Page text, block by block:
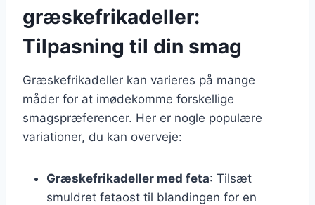
græskefrikadeller:
Tilpasning til din smag
Græskefrikadeller kan varieres på mange
måder for at imødekomme forskellige
smagspræferencer. Her er nogle populære
variationer, du kan overveje:
Græskefrikadeller med feta: Tilsæt
smuldret fetaost til blandingen for en